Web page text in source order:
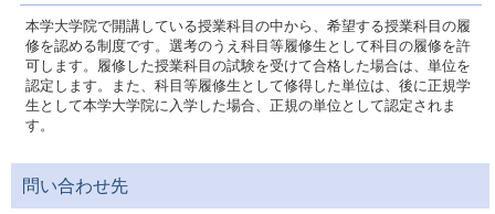
本学大学院で開講している授業科目の中から、希望する授業科目の履
修を認める制度です。選考のうえ科目等履修生として科目の履修を許
可します。履修した授業科目の試験を受けて合格した場合は、単位を
認定します。また、科目等履修生として修得した単位は、後に正規学
生として本学大学院に入学した場合、正規の単位として認定されま
す。
問い合わせ先